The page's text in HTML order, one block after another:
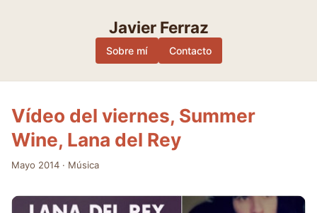
Javier Ferraz
Sobre mí Contacto
Vídeo del viernes, Summer
Wine, Lana del Rey
Mayo 2014 · Música